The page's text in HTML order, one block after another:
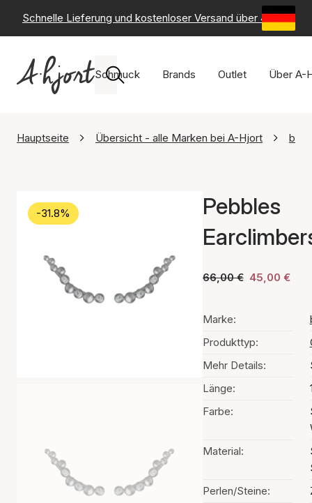
Schnelle Lieferung und kostenloser Versand über 49 € -
Schmuck Brands Outlet Über A-
Hauptseite Übersicht - alle Marken bei A-Hjort
-31.8%
Pebbles
66,00 € 45,00 €
Marke:
Produkttyp:
Mehr Details:
Länge:
Farbe:
Material:
Perlen/Steine: